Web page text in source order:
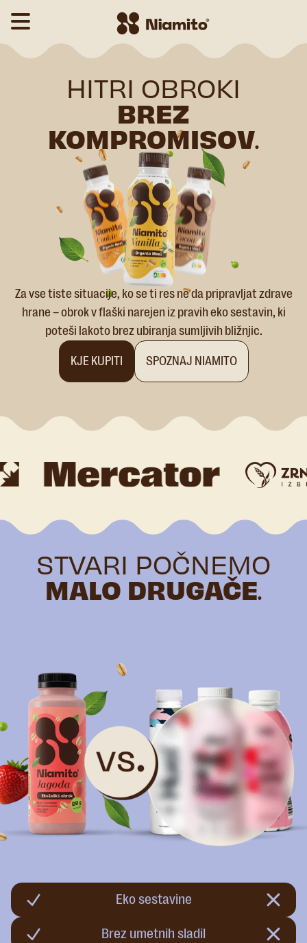
HITRI OBROKI
BREZ
KOMPROMISOV.
Za vse tiste situacije, ko se ti res ne da pripravljat zdrave
hrane – obrok v flaški narejen iz pravih eko sestavin, ki
poteši lakoto brez ubiranjasumljivih bližnjic.
KJE KUPITI SPOZNAJ NIAMITO
STVARI POČNEMO
MALO DRUGAČE.
Eko sestavine
Brez umetnih sladil